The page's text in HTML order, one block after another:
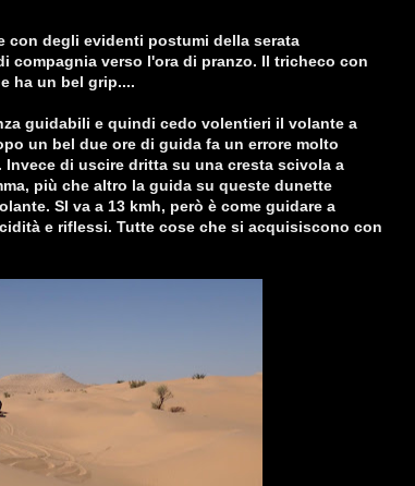
con degli evidenti postumi della serata
compagnia verso l'ora di pranzo. Il tricheco con
ha un bel grip....
guidabili e quindi cedo volentieri il volante a
un bel due ore di guida fa un errore molto
Invece di uscire dritta su una cresta scivola a
più che altro la guida su queste dunette
SI va a 13 kmh, però è come guidare a
e riflessi. Tutte cose che si acquisiscono con